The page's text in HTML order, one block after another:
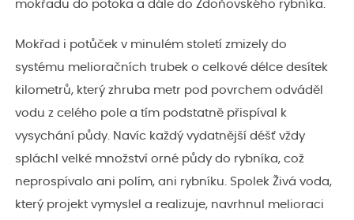
mokřadu do potoka a dále do Zdoňovského rybníka.
Mokřad i potůček v minulém století zmizely do
systému melioračních trubek o celkové délce desítek
kilometrů, který zhruba metr pod povrchem odváděl
vodu z celého pole a tím podstatně přispíval k
vysychání půdy. Navíc každý vydatnější déšť vždy
spláchl velké množství orné půdy do rybníka, což
neprospívalo ani polím, ani rybníku. Spolek Živá voda,
který projekt vymyslel a realizuje, navrhnul melioraci